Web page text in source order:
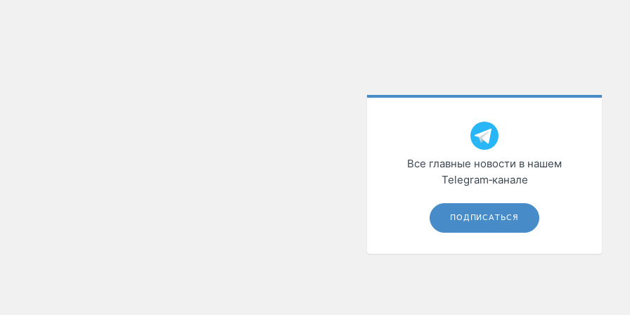
Все главные новости в нашем
Telegram‑канале
ПОДПИСАТЬСЯ